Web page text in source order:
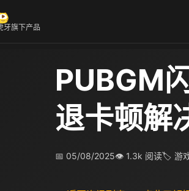
牙旗下产品
PUBGM
退卡顿解
📅 05/08/2025👁 1.3k 阅读🏷 游